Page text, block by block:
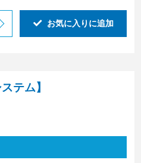
お気に入りに追加
テム】